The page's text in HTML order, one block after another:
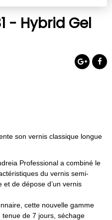
- Hybrid Gel
son vernis classique longue
Professional a combiné le
du vernis semi-
de dépose d’un vernis
cette nouvelle gamme
de 7 jours, séchage